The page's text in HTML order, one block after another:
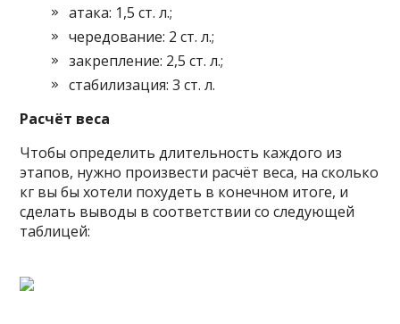
атака: 1,5 ст. л.;
чередование: 2 ст. л.;
закрепление: 2,5 ст. л.;
стабилизация: 3 ст. л.
Расчёт веса
Чтобы определить длительность каждого из
этапов, нужно произвести расчёт веса, на сколько
кг вы бы хотели похудеть в конечном итоге, и
сделать выводы в соответствии со следующей
таблицей: